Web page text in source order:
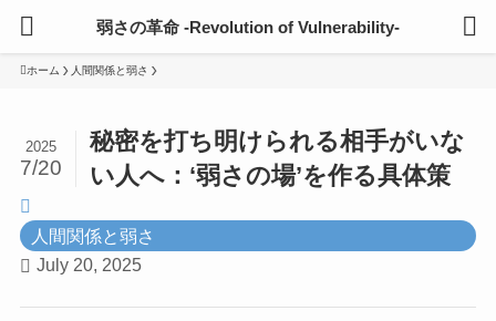
弱さの革命 -Revolution of Vulnerability-
ホーム 人間関係と弱さ
秘密を打ち明けられる相手がいな
い人へ：‘弱さの場’を作る具体策
2025
7/20
人間関係と弱さ
July 20, 2025